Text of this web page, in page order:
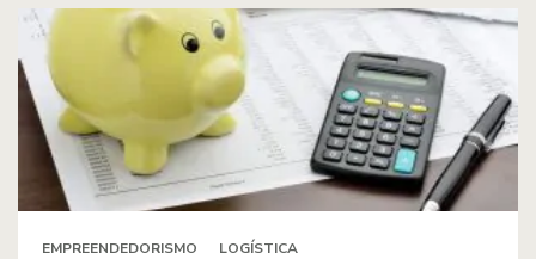
EMPREENDEDORISMO LOGÍSTICA